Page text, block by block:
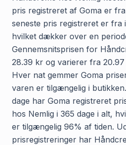
pris registreret af Goma er
seneste pris registreret er fra
hvilket dækker over en
Gennemsnitsprisen for
28.39 kr og varierer fra
Hver nat gemmer Goma
varen er tilgængelig i
dage har Goma registreret
hos Nemlig i 365 dage i alt,
er tilgængelig 96% af tiden.
prisregistreringer har